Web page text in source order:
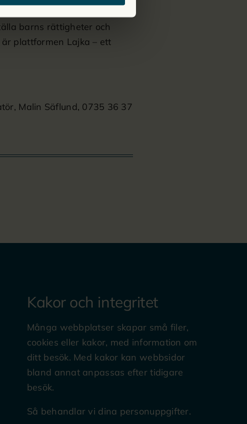
barns rättigheter och
plattformen Lajka – ett
Malin Säflund, 0735 36 37
Kakor och integritet
Många webbplatser skapar små filer,
cookies eller kakor, med information om
ditt besök. Med kakor kan webbsidor
bland annat anpassas efter tidigare
besök.
Så behandlar vi dina personuppgifter.